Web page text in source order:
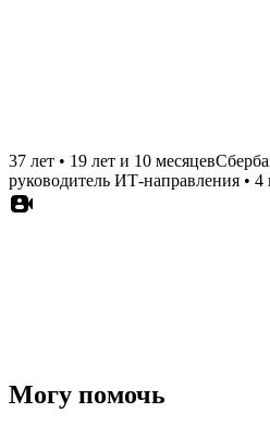
37 лет • 19 лет и 10 месяцев
руководитель ИТ-направления • 4
Могу помочь